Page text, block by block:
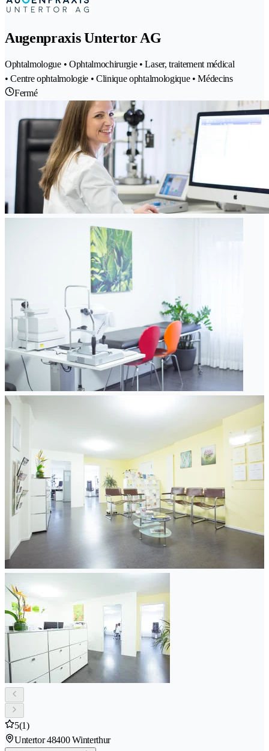
Augenpraxis Untertor AG
Ophtalmologue • Ophtalmochirurgie • Laser, traitement médical
• Centre ophtalmologie • Clinique ophtalmologique • Médecins
Fermé
5(1)
Untertor 48400 Winterthur